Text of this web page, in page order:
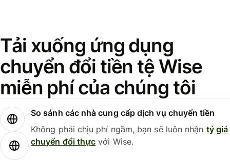
Tải xuống ứng dụng
chuyển đổi tiền tệ Wise
miễn phí của chúng tôi
So sánh các nhà cung cấp dịch vụ chuyển tiền
Không phải chịu phí ngầm, bạn sẽ luôn nhận tỷ giá
chuyển đổi thực với Wise.